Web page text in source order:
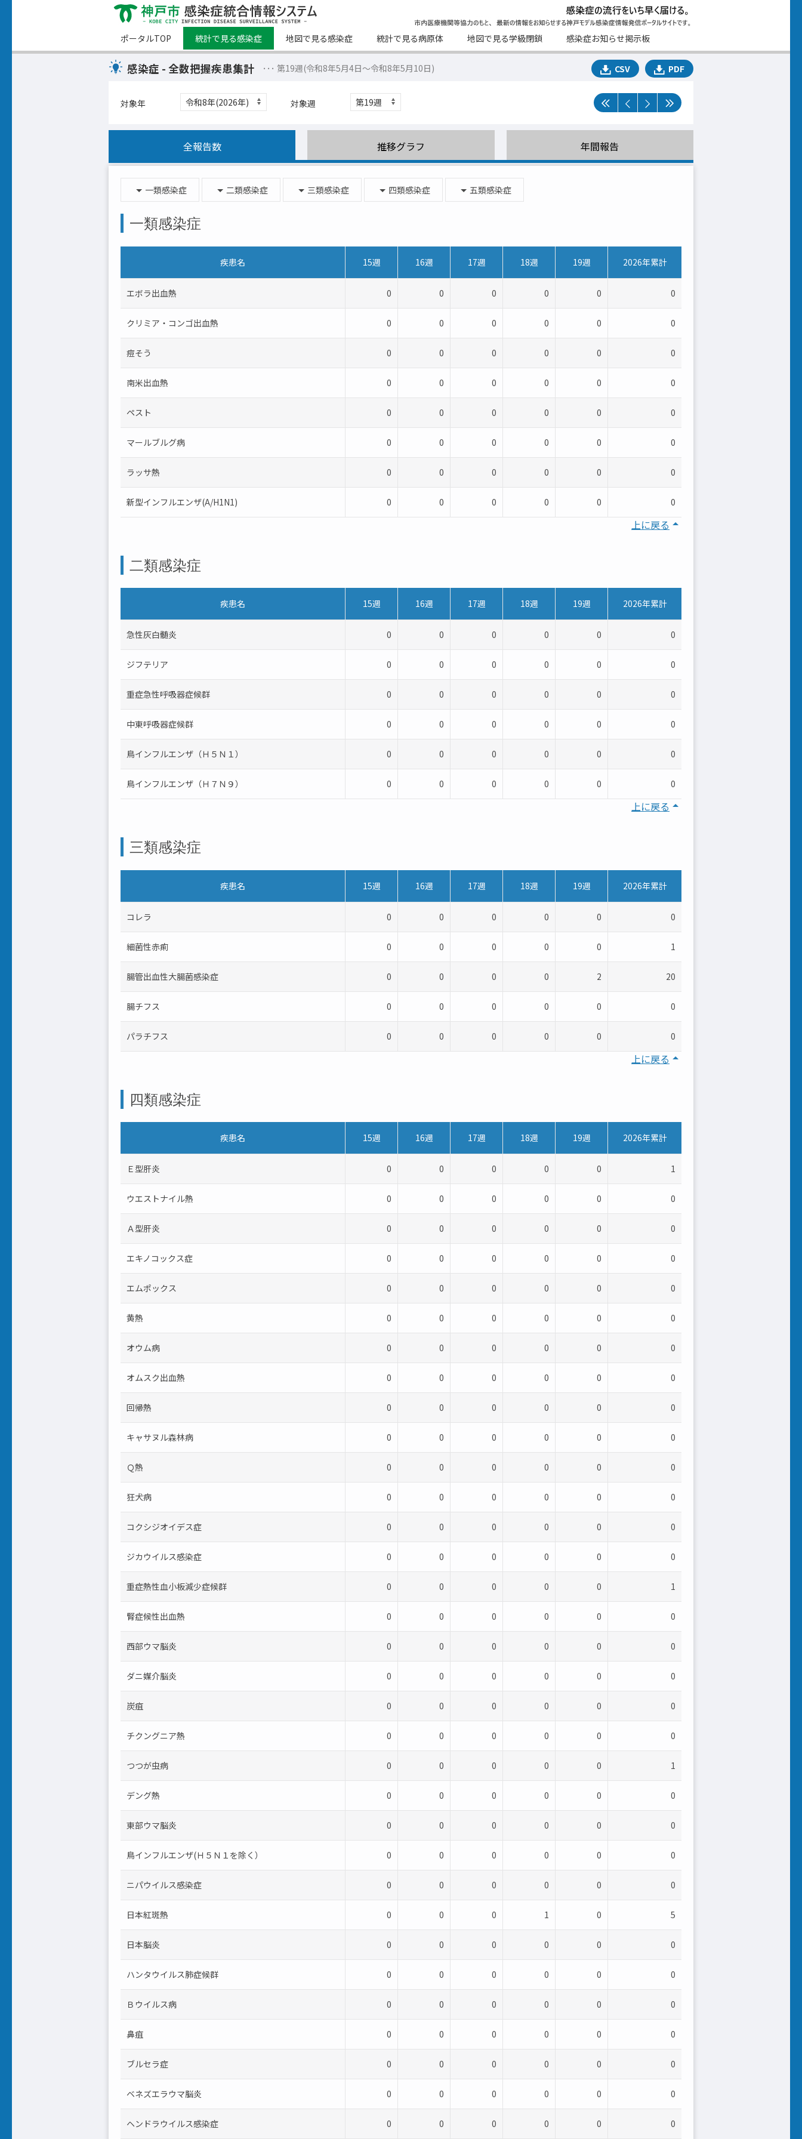
ポータルTOP 統計で見る感染症 地図で見る感染症 統計で見る病原体 地図で見る学級閉鎖 感染症お知らせ掲示板
感染症 - 全数把握疾患集計 ･･･ 第19週(令和8年5月4日～令和8年5月10日) PDF
CSV
対象年 対象週
全報告数 推移グラフ 年間報告
一類感染症 二類感染症 三類感染症 四類感染症 五類感染症
一類感染症
疾患名 15週 16週 17週 18週 19週 2026年累計
エボラ出血熱 0 0 0 0 0 0
クリミア・コンゴ出血熱 0 0 0 0 0 0
痘そう 0 0 0 0 0 0
南米出血熱 0 0 0 0 0 0
ペスト 0 0 0 0 0 0
マールブルグ病 0 0 0 0 0 0
ラッサ熱 0 0 0 0 0 0
新型インフルエンザ(A/H1N1) 0 0 0 0 0 0
上に戻る
二類感染症
疾患名 15週 16週 17週 18週 19週 2026年累計
急性灰白髄炎 0 0 0 0 0 0
ジフテリア 0 0 0 0 0 0
重症急性呼吸器症候群 0 0 0 0 0 0
中東呼吸器症候群 0 0 0 0 0 0
鳥インフルエンザ（Ｈ５Ｎ１） 0 0 0 0 0 0
鳥インフルエンザ（Ｈ７Ｎ９） 0 0 0 0 0 0
上に戻る
三類感染症
疾患名 15週 16週 17週 18週 19週 2026年累計
コレラ 0 0 0 0 0 0
細菌性赤痢 0 0 0 0 0 1
腸管出血性大腸菌感染症 0 0 0 0 2 20
腸チフス 0 0 0 0 0 0
パラチフス 0 0 0 0 0 0
上に戻る
四類感染症
疾患名 15週 16週 17週 18週 19週 2026年累計
Ｅ型肝炎 0 0 0 0 0 1
ウエストナイル熱 0 0 0 0 0 0
Ａ型肝炎 0 0 0 0 0 0
エキノコックス症 0 0 0 0 0 0
エムポックス 0 0 0 0 0 0
黄熱 0 0 0 0 0 0
オウム病 0 0 0 0 0 0
オムスク出血熱 0 0 0 0 0 0
回帰熱 0 0 0 0 0 0
キャサヌル森林病 0 0 0 0 0 0
Ｑ熱 0 0 0 0 0 0
狂犬病 0 0 0 0 0 0
コクシジオイデス症 0 0 0 0 0 0
ジカウイルス感染症 0 0 0 0 0 0
重症熱性血小板減少症候群 0 0 0 0 0 1
腎症候性出血熱 0 0 0 0 0 0
西部ウマ脳炎 0 0 0 0 0 0
ダニ媒介脳炎 0 0 0 0 0 0
炭疽 0 0 0 0 0 0
チクングニア熱 0 0 0 0 0 0
つつが虫病 0 0 0 0 0 1
デング熱 0 0 0 0 0 0
東部ウマ脳炎 0 0 0 0 0 0
鳥インフルエンザ(Ｈ５Ｎ１を除く） 0 0 0 0 0 0
ニパウイルス感染症 0 0 0 0 0 0
日本紅斑熱 0 0 0 1 0 5
日本脳炎 0 0 0 0 0 0
ハンタウイルス肺症候群 0 0 0 0 0 0
Ｂウイルス病 0 0 0 0 0 0
鼻疽 0 0 0 0 0 0
ブルセラ症 0 0 0 0 0 0
ベネズエラウマ脳炎 0 0 0 0 0 0
ヘンドラウイルス感染症 0 0 0 0 0 0